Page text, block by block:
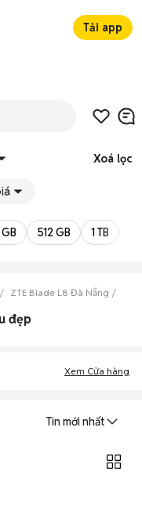
Tải app
Xoá lọc
512 GB 1 TB
ZTE Blade L8 Đà Nẵng
đẹp
Xem Cửa hàng
Tin mới nhất